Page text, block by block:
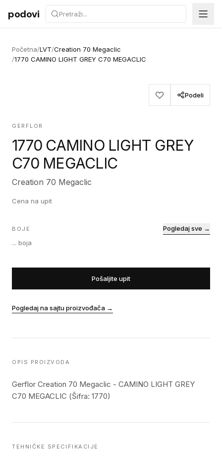
Preskoči na sadržaj
podovi
Početna/LVT/Creation 70 Megaclic
/1770 CAMINO LIGHT GREY C70 MEGACLIC
Podeli
GERFLOR
1770 CAMINO LIGHT GREY
C70 MEGACLIC
Creation 70 Megaclic
Cena na upit
BOJE
... boja
Pogledaj sve →
Pošaljite upit
Pogledaj na sajtu proizvođača →
OPIS PROIZVODA
Gerflor Creation 70 Megaclic - CAMINO LIGHT GREY
C70 MEGACLIC (Šifra: 1770)
TEHNIČKE SPECIFIKACIJE